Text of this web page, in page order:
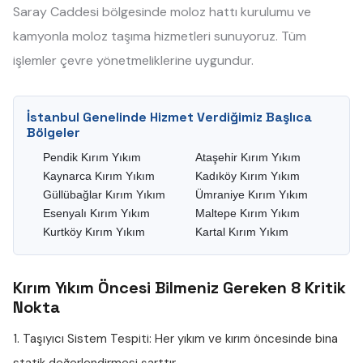
Saray Caddesi bölgesinde moloz hattı kurulumu ve
kamyonla moloz taşıma hizmetleri sunuyoruz. Tüm
işlemler çevre yönetmeliklerine uygundur.
İstanbul Genelinde Hizmet Verdiğimiz Başlıca
Bölgeler
Pendik Kırım Yıkım
Kaynarca Kırım Yıkım
Güllübağlar Kırım Yıkım
Esenyalı Kırım Yıkım
Kurtköy Kırım Yıkım
Ataşehir Kırım Yıkım
Kadıköy Kırım Yıkım
Ümraniye Kırım Yıkım
Maltepe Kırım Yıkım
Kartal Kırım Yıkım
Kırım Yıkım Öncesi Bilmeniz Gereken 8 Kritik
Nokta
1. Taşıyıcı Sistem Tespiti: Her yıkım ve kırım öncesinde bina